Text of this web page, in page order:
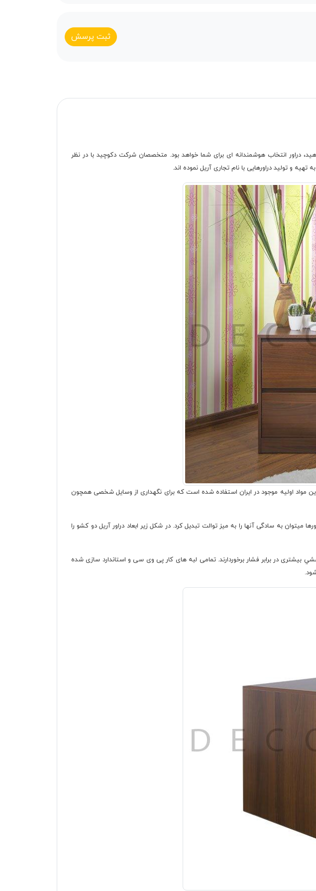
ثبت پرسش
دراور انتخاب هوشمندانه ای برای شما خواهد بود. متخصصان شرکت دکوچید با در نظر
و تولید دراورهایی با نام تجاری آریل نموده اند.
مواد اولیه موجود در ایران استفاده شده است که برای نگهداری از وسایل شخصی همچون
به سادگی آنها را به میز توالت تبدیل کرد. در شکل زیر ابعاد دراور آریل دو کشو را
در برابر فشار برخوردارند. تمامی لبه های کار پی وی سی و استاندارد سازی شده